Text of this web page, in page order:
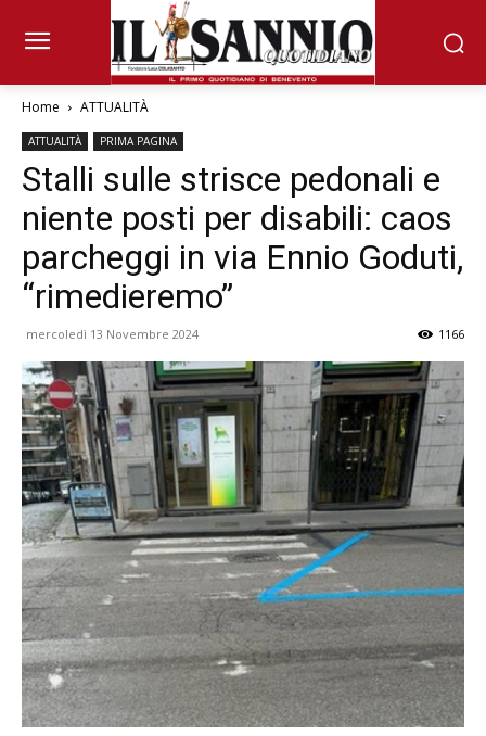
Home ATTUALITÀ
ATTUALITÀ PRIMA PAGINA
Stalli sulle strisce pedonali e
niente posti per disabili: caos
parcheggi in via Ennio Goduti,
“rimedieremo”
mercoledì 13 Novembre 2024 1166